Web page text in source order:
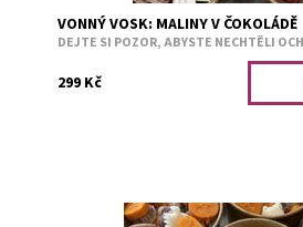
VONNÝ VOSK: MALINY V ČOKOLÁDĚ
DEJTE SI POZOR, ABYSTE NECHTĚLI
299 Kč